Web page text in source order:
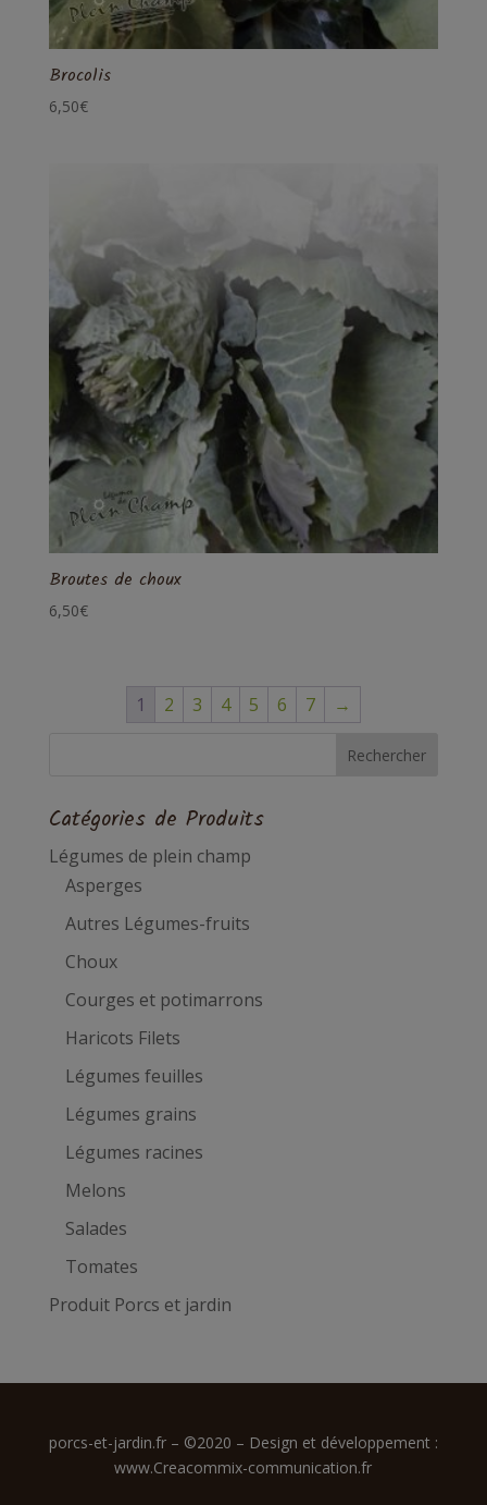
Brocolis
6,50€
Broutes de choux
6,50€
1 2 3 4 5 6 7 →
Catégories de Produits
Légumes de plein champ
Asperges
Autres Légumes-fruits
Choux
Courges et potimarrons
Haricots Filets
Légumes feuilles
Légumes grains
Légumes racines
Melons
Salades
Tomates
Produit Porcs et jardin
porcs-et-jardin.fr – ©2020 – Design et développement :
www.Creacommix-communication.fr